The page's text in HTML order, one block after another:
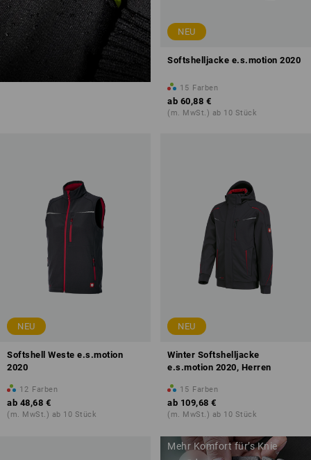
NEU
Softshelljacke e.s.motion 2020
15 Farben
ab 60,88 €
(m. MwSt.) ab 10 Stück
NEU
Softshell Weste e.s.motion
2020
12 Farben
ab 48,68 €
(m. MwSt.) ab 10 Stück
NEU
Winter Softshelljacke
e.s.motion 2020, Herren
15 Farben
ab 109,68 €
(m. MwSt.) ab 10 Stück
Mehr Komfort für’s Knie